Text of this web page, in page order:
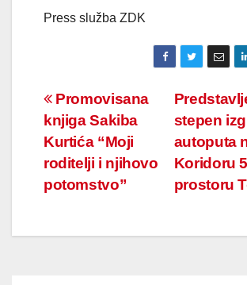
Press služba ZDK
Navigacija
članaka
stepen
autoputa
Koridoru
prostoru
Promovisana
knjiga Sakiba
Kurtića “Moji
roditelji i njihovo
potomstvo”